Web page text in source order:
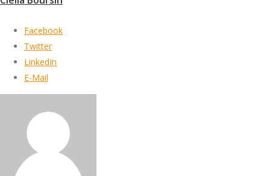
Facebook
Twitter
LinkedIn
E-Mail